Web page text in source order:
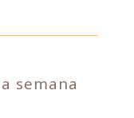
semana